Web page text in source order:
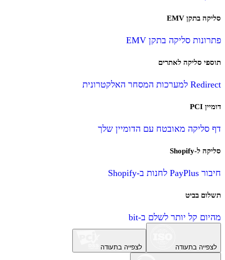
סליקה בתקן EMV
פתרונות סליקה בתקן EMV
תוספי סליקה לאתרים
Redirect למערכות המסחר האלקטרונית
דומיין PCI
דף סליקה מאובטח עם הדומיין שלך
סליקה ל-Shopify
חיבור PayPlus לחנות ב-Shopify
תשלום בביט
מהיום קל יותר לשלם ב-bit
לצפייה בתעודה לצפייה בתעודה